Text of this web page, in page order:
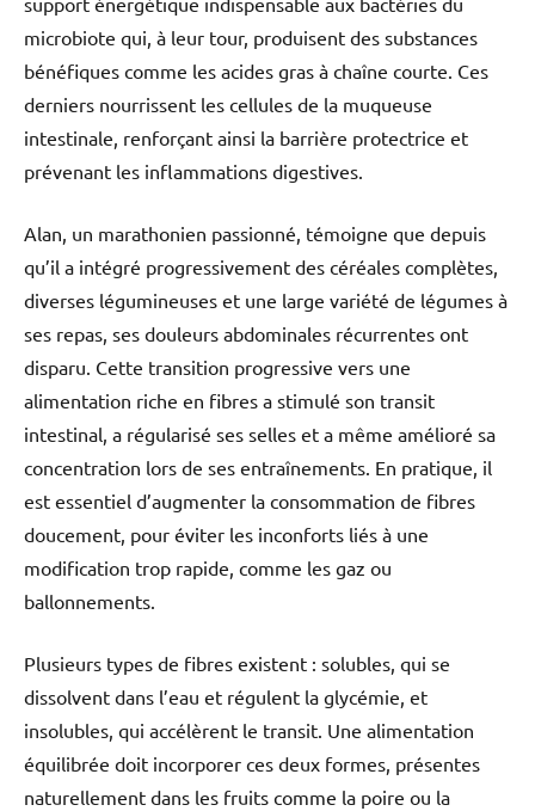
microbiote qui, à leur tour, produisent des substances
bénéfiques comme les acides gras à chaîne courte. Ces
derniers nourrissent les cellules de la muqueuse
intestinale, renforçant ainsi la barrière protectrice et
prévenant les inflammations digestives.
Alan, un marathonien passionné, témoigne que depuis
qu’il a intégré progressivement des céréales complètes,
diverses légumineuses et une large variété de légumes à
ses repas, ses douleurs abdominales récurrentes ont
disparu. Cette transition progressive vers une
alimentation riche en fibres a stimulé son transit
intestinal, a régularisé ses selles et a même amélioré sa
concentration lors de ses entraînements. En pratique, il
est essentiel d’augmenter la consommation de fibres
doucement, pour éviter les inconforts liés à une
modification trop rapide, comme les gaz ou
ballonnements.
Plusieurs types de fibres existent : solubles, qui se
dissolvent dans l’eau et régulent la glycémie, et
insolubles, qui accélèrent le transit. Une alimentation
équilibrée doit incorporer ces deux formes, présentes
naturellement dans les fruits comme la poire ou la